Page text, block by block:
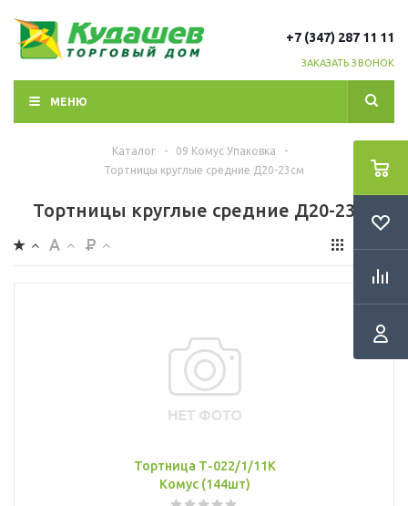
+7 (347) 287 11 11
ЗАКАЗАТЬ ЗВОНОК
МЕНЮ
Каталог - 09 Комус Упаковка
-
Тортницы круглые средние Д20-23см
Тортницы круглые средние Д20-23см
Тортница Т-022/1/11К
Комус (144шт)